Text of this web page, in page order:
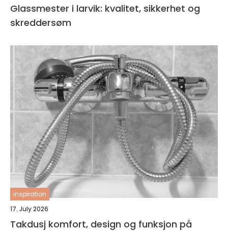
Glassmester i larvik: kvalitet, sikkerhet og
skreddersøm
inspiration
17. July 2026
Takdusj komfort, design og funksjon på